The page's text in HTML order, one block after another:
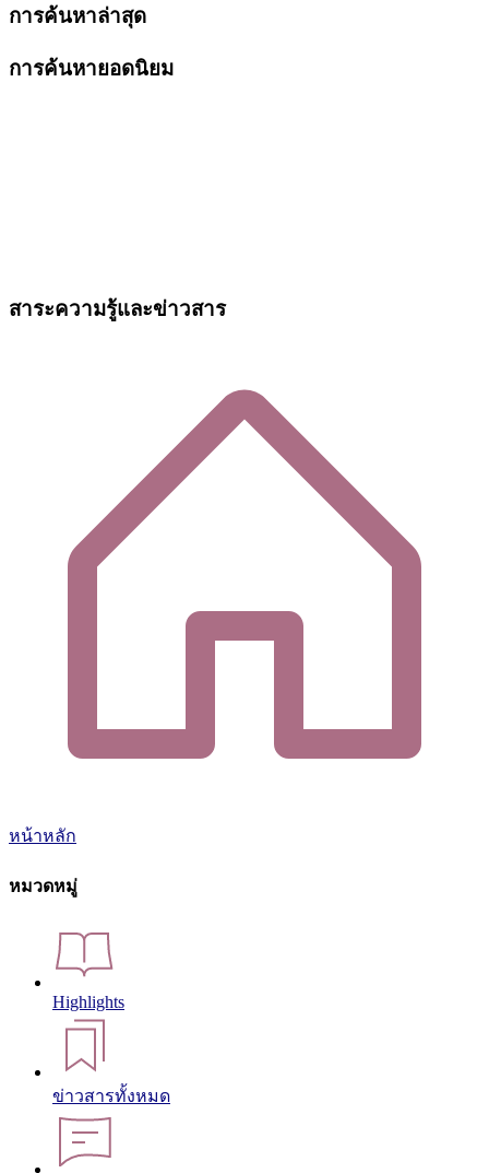
การค้นหาล่าสุด
การค้นหายอดนิยม
สาระความรู้และข่าวสาร
หน้าหลัก
หมวดหมู่
Highlights
ข่าวสารทั้งหมด